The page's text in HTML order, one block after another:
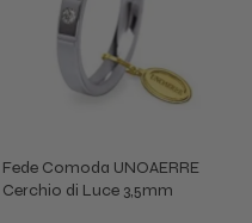
Fede Comoda UNOAERRE
Cerchio di Luce 3,5mm